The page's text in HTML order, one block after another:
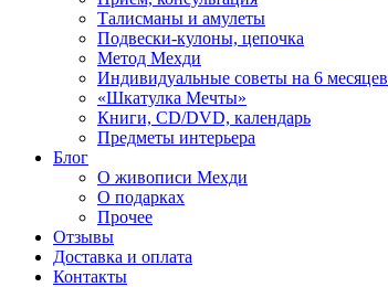
Талисманы и амулеты
Подвески-кулоны, цепочка
Метод Мехди
Индивидуальные советы на 6 месяцев
«Шкатулка Мечты»
Книги, CD/DVD, календарь
Предметы интерьера
Блог
О живописи Мехди
О подарках
Прочее
Отзывы
Доставка и оплата
Контакты